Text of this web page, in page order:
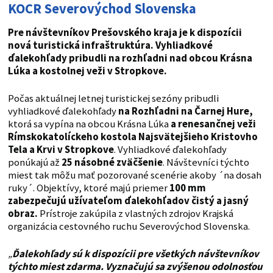
KOCRSeverovýchod Slovenska
Pre návštevníkov Prešovského kraja je k dispozícii
nová turistická infraštruktúra. Vyhliadkové
ďalekohľady pribudli na rozhľadni nad obcou Krásna
Lúka a kostolnej veži v Stropkove.
Počas aktuálnej letnej turistickej sezóny pribudli
vyhliadkové ďalekohľadyna Rozhľadni na Čarnej Hure,
ktorá sa vypína na obcou Krásna Lúkaa renesančnej veži
Rímskokatolíckeho kostola Najsvätejšieho Kristovho
Tela a Krvi v Stropkove. Vyhliadkové ďalekohľady
ponúkajú až 25 násobné zväčšenie. Návštevníci týchto
miest tak môžu mať pozorované scenérie akoby ´na dosah
ruky´. Objektívy, ktoré majú priemer100 mm
zabezpečujú užívateľom ďalekohľadov čistý a jasný
obraz. Prístroje zakúpila z vlastných zdrojov Krajská
organizácia cestovného ruchu Severovýchod Slovenska.
„Ďalekohľady sú k dispozícii pre všetkých návštevníkov
týchto miest zdarma. Vyznačujú sa zvýšenou odolnosťou